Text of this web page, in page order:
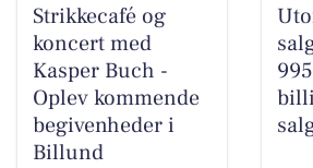
Strikkecafé og
koncert med
Kasper Buch -
Oplev kommende
begivenheder i
Billund